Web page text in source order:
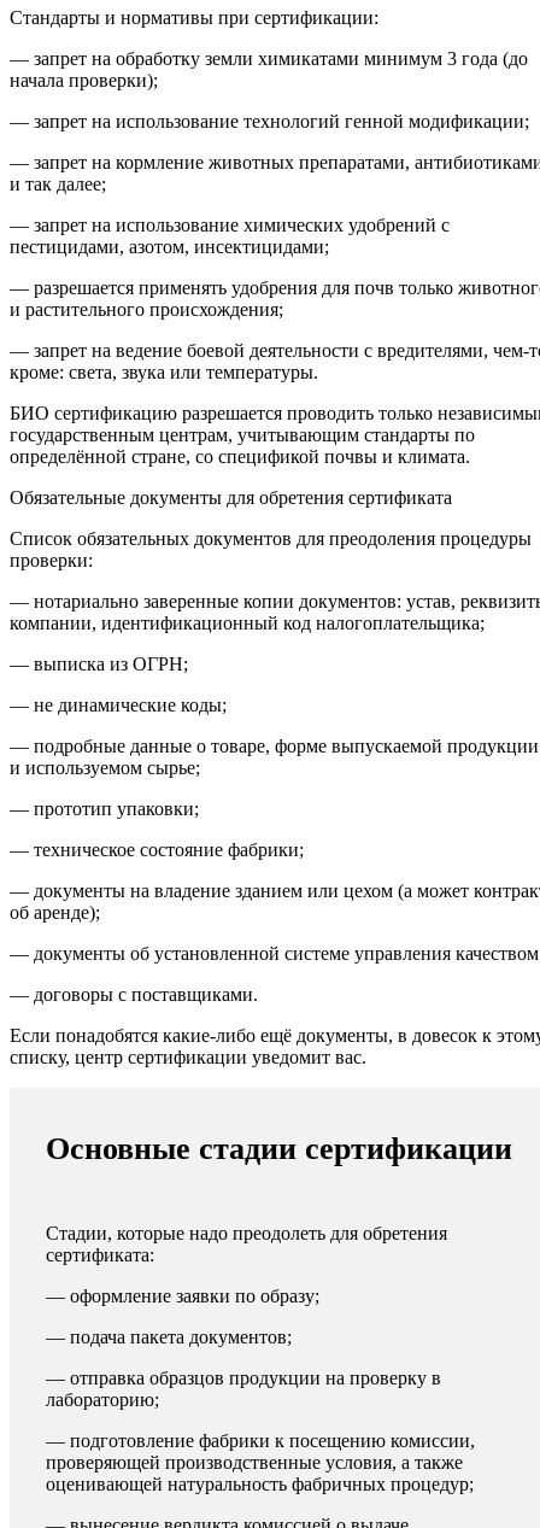
Стандарты и нормативы при сертификации:
— запрет на обработку земли химикатами минимум 3 года (до
начала проверки);
— запрет на использование технологий генной модификации;
— запрет на кормление животных препаратами,
и так далее;
— запрет на использование химических удобрений с
пестицидами, азотом, инсектицидами;
— разрешается применять удобрения для почв только
и растительного происхождения;
— запрет на ведение боевой деятельности с вредителями, чем-
кроме: света, звука или температуры.
БИО сертификацию разрешается проводить только
государственным центрам, учитывающим стандарты по
определённой стране, со спецификой почвы и климата.
Обязательные документы для обретения сертификата
Список обязательных документов для преодоления процедуры
проверки:
— нотариально заверенные копии документов: устав,
компании, идентификационный код налогоплательщика;
— выписка из ОГРН;
— не динамические коды;
— подробные данные о товаре, форме выпускаемой продукции
и используемом сырье;
— прототип упаковки;
— техническое состояние фабрики;
— документы на владение зданием или цехом (а может
об аренде);
— документы об установленной системе управления
— договоры с поставщиками.
Если понадобятся какие-либо ещё документы, в довесок к
списку, центр сертификации уведомит вас.
Основные стадии сертификации
Стадии, которые надо преодолеть для обретения
сертификата:
— оформление заявки по образу;
— подача пакета документов;
— отправка образцов продукции на проверку в
лабораторию;
— подготовление фабрики к посещению комиссии,
проверяющей производственные условия, а также
оценивающей натуральность фабричных процедур;